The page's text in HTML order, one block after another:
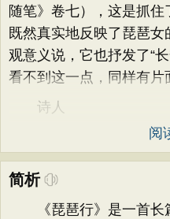
随笔》卷七），这是抓
既然真实地反映了琵琶
观意义说，它也抒发了“长
看不到这一点，同样有片
诗人
阅
简析
《琵琶行》是一首长